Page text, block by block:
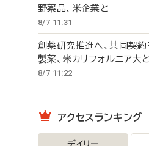
野薬品、米企業と
8/7 11:31
創薬研究推進へ、共同
製薬、米カリフォルニア大と
8/7 11:22
アクセスランキング
デイリー